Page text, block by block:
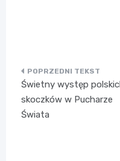
Nawigacja
wpisu
Świetny występ
skoczków w Pucharze
Świata